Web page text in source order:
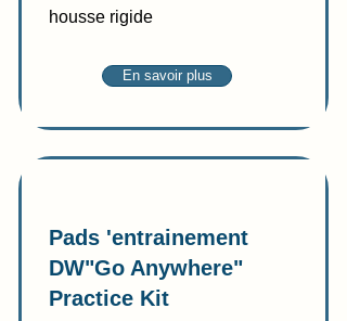
housse rigide
En savoir plus
Pads 'entrainement
DW"Go Anywhere"
Practice Kit